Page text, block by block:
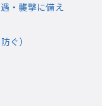
・襲撃に備え
ぐ）